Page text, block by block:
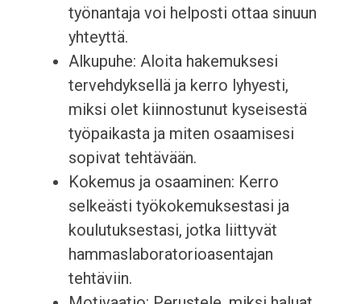
työnantaja voi helposti ottaa sinuun
yhteyttä.
Alkupuhe: Aloita hakemuksesi
tervehdyksellä ja kerro lyhyesti,
miksi olet kiinnostunut kyseisestä
työpaikasta ja miten osaamisesi
sopivat tehtävään.
Kokemus ja osaaminen: Kerro
selkeästi työkokemuksestasi ja
koulutuksestasi, jotka liittyvät
hammaslaboratorioasentajan
tehtäviin.